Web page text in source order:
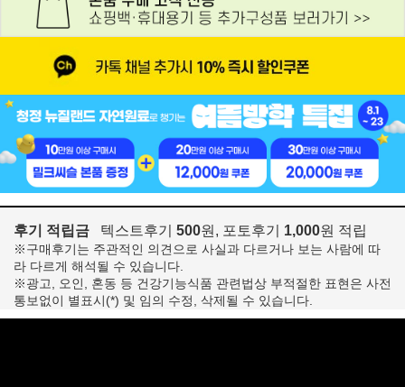
후기 적립금 텍스트후기 500원, 포토후기 1,000원 적립
※구매후기는 주관적인 의견으로 사실과 다르거나 보는 사람에 따
라 다르게 해석될 수 있습니다.
※광고, 오인, 혼동 등 건강기능식품 관련법상 부적절한 표현은 사전
통보없이 별표시(*) 및 임의 수정, 삭제될 수 있습니다.